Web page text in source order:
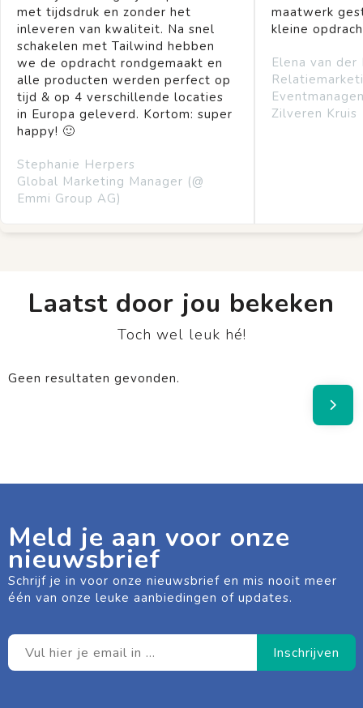
met tijdsdruk en zonder het
inleveren van kwaliteit. Na snel
schakelen met Tailwind hebben
we de opdracht rondgemaakt en
alle producten werden perfect op
tijd & op 4 verschillende locaties
in Europa geleverd. Kortom: super
happy! 🙂
Stephanie Herpers
Global Marketing Manager (@
Emmi Group AG)
maatwerk
kleine
Elena van der
Zilveren Kruis
Laatst door jou bekeken
Toch wel leuk hé!
Geen resultaten gevonden.
Meld je aan voor onze
nieuwsbrief
Schrijf je in voor onze nieuwsbrief en mis nooit meer
één van onze leuke aanbiedingen of updates.